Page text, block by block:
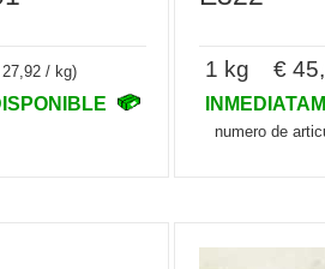
/ kg) 1 kg €
numero de